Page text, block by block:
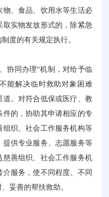
物、食品、饮用水等生活必
实物发放形式的，除紧急
度的有关规定执行。
协同办理”机制，对给予临
能解决临时救助对象困难
。对符合低保或医疗、教
的，协助其申请相应的专
织、社会工作服务机构等
提供专业服务、志愿服务等
善组织、社会工作服务机
服务，使不同程度、不同
妥善的帮扶救助。